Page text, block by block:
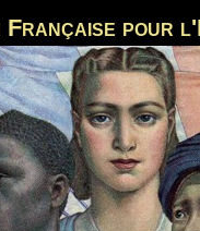
pour